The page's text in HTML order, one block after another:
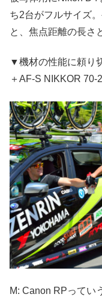
ち2台がフルサイズ
と、焦点距離の長さ
▼機材の性能に頼り
＋AF-S NIKKOR 70-
M: Canon RPってい